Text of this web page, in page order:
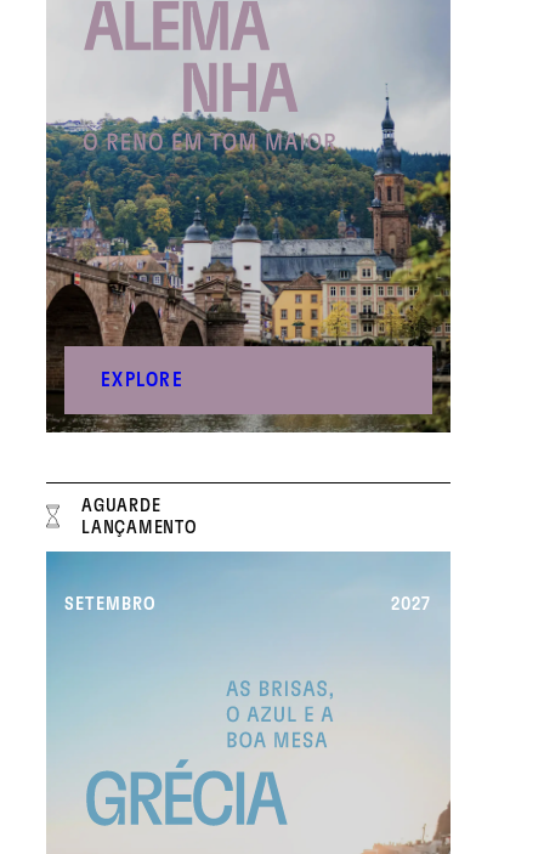
EXPLORE
AGUARDE
LANÇAMENTO
SETEMBRO 2027